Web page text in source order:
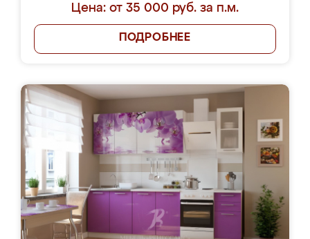
Цена: от 35 000 руб. за п.м.
ПОДРОБНЕЕ